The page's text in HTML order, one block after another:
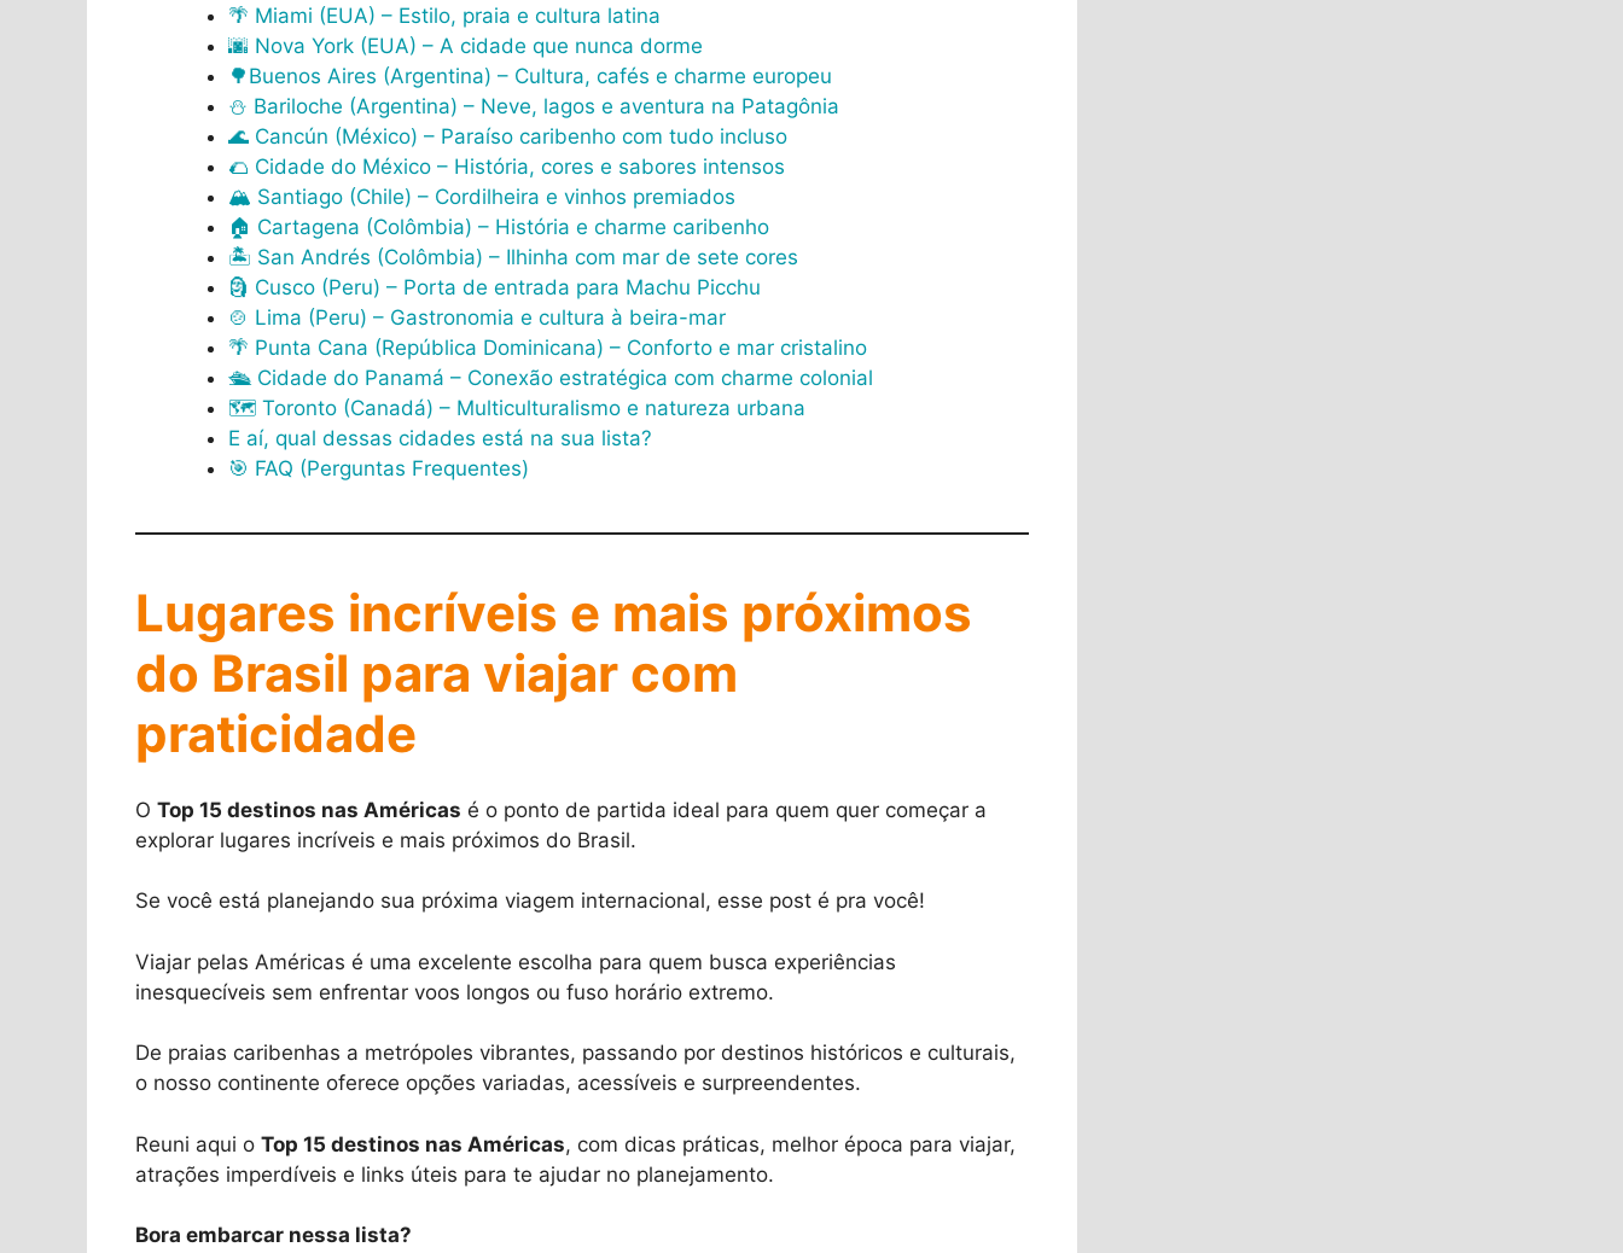
🌴 Miami (EUA) – Estilo, praia e cultura latina
🌆 Nova York (EUA) – A cidade que nunca dorme
🌳Buenos Aires (Argentina) – Cultura, cafés e charme europeu
⛄ Bariloche (Argentina) – Neve, lagos e aventura na Patagônia
🌊 Cancún (México) – Paraíso caribenho com tudo incluso
🌮 Cidade do México – História, cores e sabores intensos
🏔️ Santiago (Chile) – Cordilheira e vinhos premiados
🏠 Cartagena (Colômbia) – História e charme caribenho
🏝️ San Andrés (Colômbia) – Ilhinha com mar de sete cores
🗿 Cusco (Peru) – Porta de entrada para Machu Picchu
🍲 Lima (Peru) – Gastronomia e cultura à beira-mar
🌴 Punta Cana (República Dominicana) – Conforto e mar cristalino
🛳️ Cidade do Panamá – Conexão estratégica com charme colonial
🗺️ Toronto (Canadá) – Multiculturalismo e natureza urbana
E aí, qual dessas cidades está na sua lista?
🎯 FAQ (Perguntas Frequentes)
Lugares incríveis e mais próximos
do Brasil para viajar com
praticidade
O Top 15 destinos nas Américas é o ponto de partida ideal para quem quer começar a
explorar lugares incríveis e mais próximos do Brasil.
Se você está planejando sua próxima viagem internacional, esse post é pra você!
Viajar pelas Américas é uma excelente escolha para quem busca experiências
inesquecíveis sem enfrentar voos longos ou fuso horário extremo.
De praias caribenhas a metrópoles vibrantes, passando por destinos históricos e culturais,
o nosso continente oferece opções variadas, acessíveis e surpreendentes.
Reuni aqui o Top 15 destinos nas Américas, com dicas práticas, melhor época para viajar,
atrações imperdíveis e links úteis para te ajudar no planejamento.
Bora embarcar nessa lista?